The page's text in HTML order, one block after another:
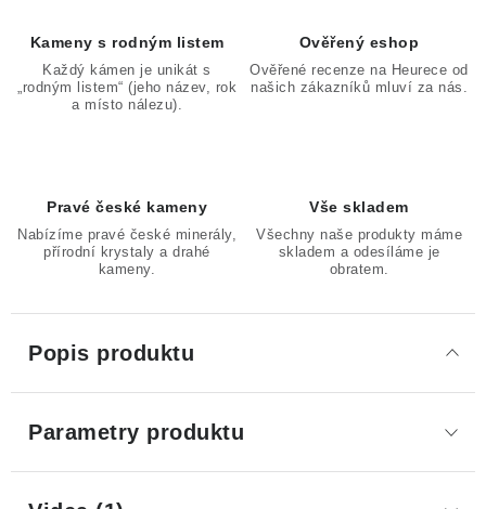
Kameny s rodným listem
Každý kámen je unikát s
„rodným listem“ (jeho název, rok
a místo nálezu).
Ověřený eshop
Ověřené recenze na Heurece od
našich zákazníků mluví za nás.
Pravé české kameny
Nabízíme pravé české minerály,
přírodní krystaly a drahé
kameny.
Vše skladem
Všechny naše produkty máme
skladem a odesíláme je
obratem.
Popis produktu
Parametry produktu